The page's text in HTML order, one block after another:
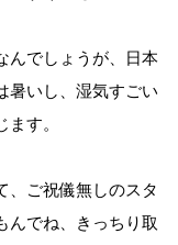
んでしょうが、日本
暑いし、湿気すごい
す。
、ご祝儀無しのスタ
んでね、きっちり取